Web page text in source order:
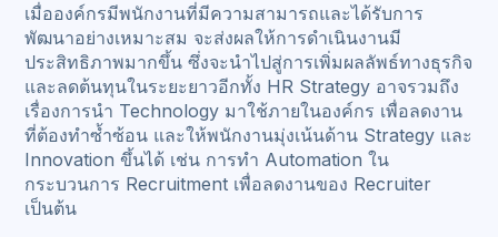
เมื่อองค์กรมีพนักงานที่มีความสามารถและได้รับการ
พัฒนาอย่างเหมาะสม จะส่งผลให้การดำเนินงานมี
ประสิทธิภาพมากขึ้น ซึ่งจะนำไปสู่การเพิ่มผลลัพธ์ทางธุรกิจ
และลดต้นทุนในระยะยาวอีกทั้ง HR Strategy อาจรวมถึง
เรื่องการนำ Technology มาใช้ภายในองค์กร เพื่อลดงาน
ที่ต้องทำซ้ำซ้อน และให้พนักงานมุ่งเน้นด้าน Strategy และ
Innovation ขึ้นได้ เช่น การทำ Automation ใน
กระบวนการ Recruitment เพื่อลดงานของ Recruiter
เป็นต้น